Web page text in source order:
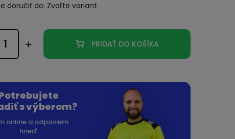
doručiť do: Zvoľte variant
PRIDAŤ DO KOŠÍKA
s výberom?
online a odpoviem
hneď.